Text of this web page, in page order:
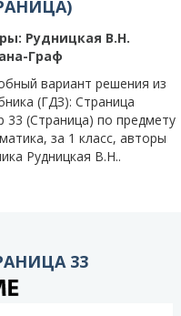
Рудницкая В.Н.
Граф
вариант решения из
(ГДЗ): Страница
33 (Страница) по предмету
за 1 класс, авторы
Рудницкая В.Н..
33